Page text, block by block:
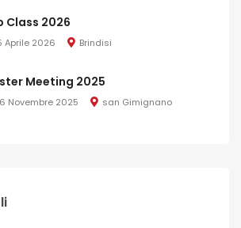
Class 2026
Aprile 2026 Brindisi
Meeting 2025
Novembre 2025 san Gimignano